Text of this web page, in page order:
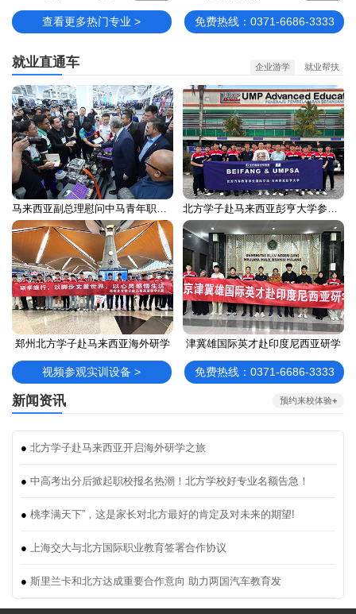
查看更多热门专业 > 免费热线：0371-6686-3333
就业直通车 企业游学 就业帮扶
郑州北方学子赴马来西亚海外研学 津冀雄国际英才赴印度尼西亚研学
视频参观实训设备 > 免费热线：0371-6686-3333
新闻资讯 预约来校体验+
● 北方学子赴马来西亚开启海外研学之旅
● 中高考出分后掀起职校报名热潮！北方学校好专业名额告急！
● 桃李满天下”，这是家长对北方最好的肯定及对未来的期望!
● 上海交大与北方国际职业教育签署合作协议
● 斯里兰卡和北方达成重要合作意向 助力两国汽车教育发